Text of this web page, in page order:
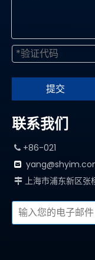
提交
联系我们
 +86-021

 上海市浦东新区张